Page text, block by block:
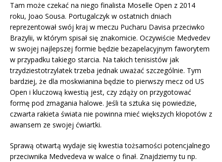
Tam może czekać na niego finalista Moselle Open z 2014
roku, Joao Sousa. Portugalczyk w ostatnich dniach
reprezentował swój kraj w meczu Pucharu Davisa przeciwko
Brazylii, w którym spisał się znakomicie. Oczywiście Medvedev
w swojej najlepszej formie będzie bezapelacyjnym faworytem
w przypadku takiego starcia. Na takich tenisistów jak
trzydziestotrzylatek trzeba jednak uważać szczególnie. Tym
bardziej, że dla moskwianina będzie to pierwszy mecz od US
Open i kluczową kwestią jest, czy zdąży on przygotować
formę pod zmagania halowe. Jeśli ta sztuka się powiedzie,
czwarta rakieta świata nie powinna mieć większych kłopotów z
awansem ze swojej ćwiartki.
Sprawą otwartą wydaje się kwestia tożsamości potencjalnego
przeciwnika Medvedeva w walce o finał. Znajdziemy tu np.